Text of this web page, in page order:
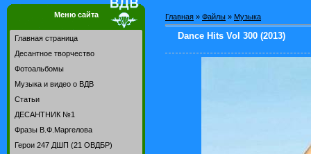
Меню сайта
Главная страница
Десантное творчество
Фотоальбомы
Музыка и видео о ВДВ
Статьи
ДЕСАНТНИК №1
Фразы В.Ф.Маргелова
Герои 247 ДШП (21 ОВДБР)
Главная » Файлы » Музыка
Dance Hits Vol 300 (2013)